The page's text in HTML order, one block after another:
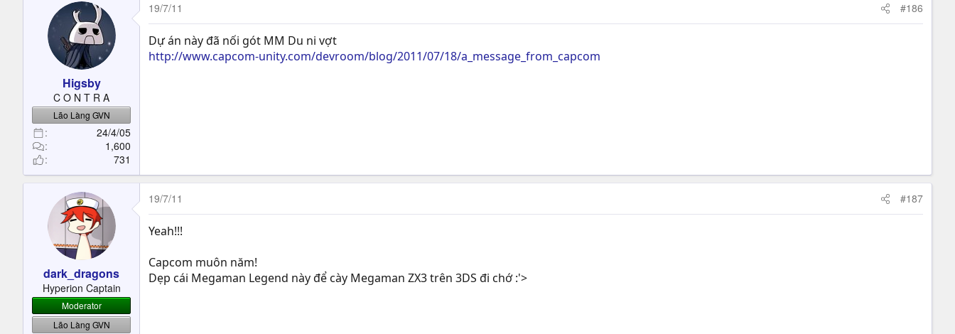
Higsby
C O N T R A
Lão Làng GVN
24/4/05
1,600
731
19/7/11 #186
Dự án này đã nối gót MM Du ni vợt
http://www.capcom-unity.com/devroom/blog/2011/07/18/a_message_from_capcom
dark_dragons
Hyperion Captain
Moderator
Lão Làng GVN
19/7/11 #187
Yeah!!!
Capcom muôn năm!
Dẹp cái Megaman Legend này để cày Megaman ZX3 trên 3DS đi chớ :'>